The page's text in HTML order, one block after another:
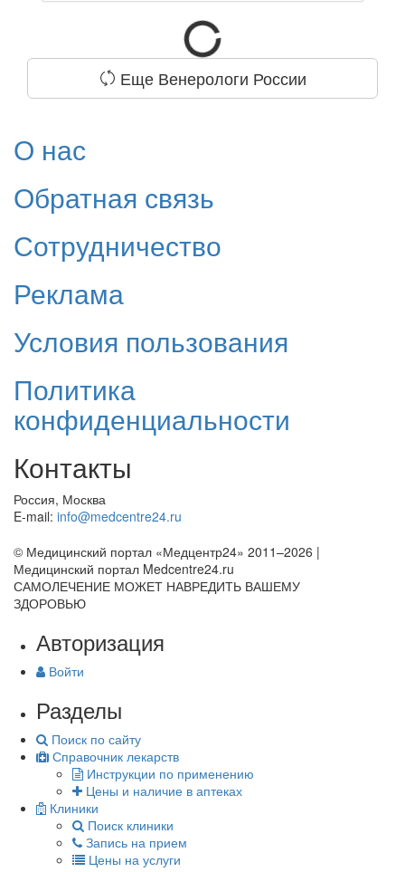
Еще Венерологи России
О нас
Обратная связь
Сотрудничество
Реклама
Условия пользования
Политика
конфиденциальности
Контакты
Россия, Москва
E-mail: info@medcentre24.ru
© Медицинский портал «Медцентр24» 2011–2026 |
Медицинский портал Medcentre24.ru
САМОЛЕЧЕНИЕ МОЖЕТ НАВРЕДИТЬ ВАШЕМУ
ЗДОРОВЬЮ
Авторизация
Войти
Разделы
Поиск по сайту
Справочник лекарств
Инструкции по применению
Цены и наличие в аптеках
Клиники
Поиск клиники
Запись на прием
Цены на услуги